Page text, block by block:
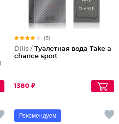
(5)
Dilis / Туалетная вода Take a
chance sport
1380 ₽
Рекомендуем